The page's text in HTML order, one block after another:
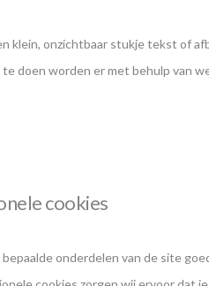
klein, onzichtbaar stukje tekst of
doen worden er met behulp van
cookies
onderdelen van de site